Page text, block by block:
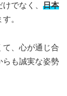
でなく、 日本
。
て、心が通じ合
らも誠実な姿勢